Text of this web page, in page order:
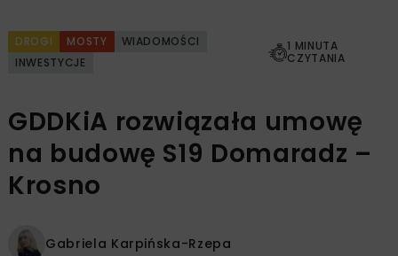
DROGI MOSTY
WIADOMOŚCI
INWESTYCJE
1 MINUTA
CZYTANIA
GDDKiA rozwiązała umowę
na budowę S19 Domaradz –
Krosno
Gabriela Karpińska-Rzepa